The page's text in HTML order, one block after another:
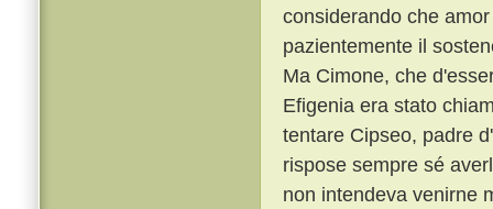
considerando che
pazientemente il
Ma Cimone, che
Efigenia era stato
tentare Cipseo, padre
rispose sempre sé
non intendeva venirne